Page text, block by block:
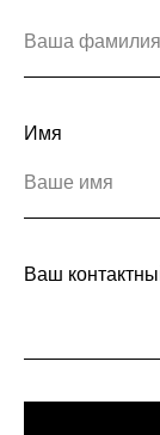
Имя
Ваш